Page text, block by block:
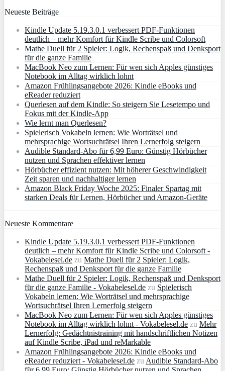
Neueste Beiträge
Kindle Update 5.19.3.0.1 verbessert PDF-Funktionen
deutlich – mehr Komfort für Kindle Scribe und Colorsoft
Mathe Duell für 2 Spieler: Logik, Rechenspaß und Denksport
für die ganze Familie
MacBook Neo zum Lernen: Für wen sich Apples günstiges
Notebook im Alltag wirklich lohnt
Amazon Frühlingsangebote 2026: Kindle eBooks und
eReader reduziert
Querlesen auf dem Kindle: So steigern Sie Lesetempo und
Fokus mit der Kindle-App
Wie lernt man Querlesen?
Spielerisch Vokabeln lernen: Wie Worträtsel und
mehrsprachige Wortsuchrätsel Ihren Lernerfolg steigern
Audible Standard-Abo für 6,99 Euro: Günstig Hörbücher
nutzen und Sprachen effektiver lernen
Hörbücher effizient nutzen: Mit höherer Geschwindigkeit
Zeit sparen und nachhaltiger lernen
Amazon Black Friday Woche 2025: Finaler Spartag mit
starken Deals für Lernen, Hörbücher und Amazon‑Geräte
Neueste Kommentare
Kindle Update 5.19.3.0.1 verbessert PDF-Funktionen
deutlich – mehr Komfort für Kindle Scribe und Colorsoft -
Vokabelesel.de zu Mathe Duell für 2 Spieler: Logik,
Rechenspaß und Denksport für die ganze Familie
Mathe Duell für 2 Spieler: Logik, Rechenspaß und Denksport
für die ganze Familie - Vokabelesel.de zu Spielerisch
Vokabeln lernen: Wie Worträtsel und mehrsprachige
Wortsuchrätsel Ihren Lernerfolg steigern
MacBook Neo zum Lernen: Für wen sich Apples günstiges
Notebook im Alltag wirklich lohnt - Vokabelesel.de zu Mehr
Lernerfolg: Gedächtnistraining mit handschriftlichen Notizen
auf Kindle Scribe, iPad und reMarkable
Amazon Frühlingsangebote 2026: Kindle eBooks und
eReader reduziert - Vokabelesel.de zu Audible Standard-Abo